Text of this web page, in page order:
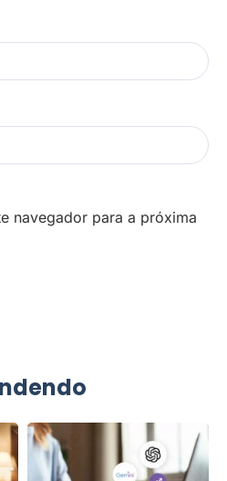
navegador para a próxima